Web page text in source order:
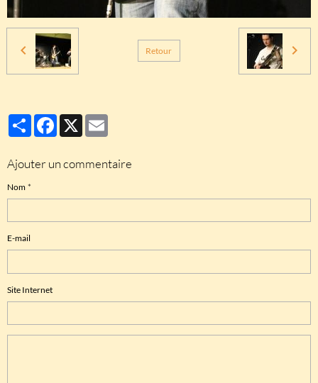
Retour
PartagerFacebook
X
Ajouter un commentaire
Nom
E-mail
Site Internet